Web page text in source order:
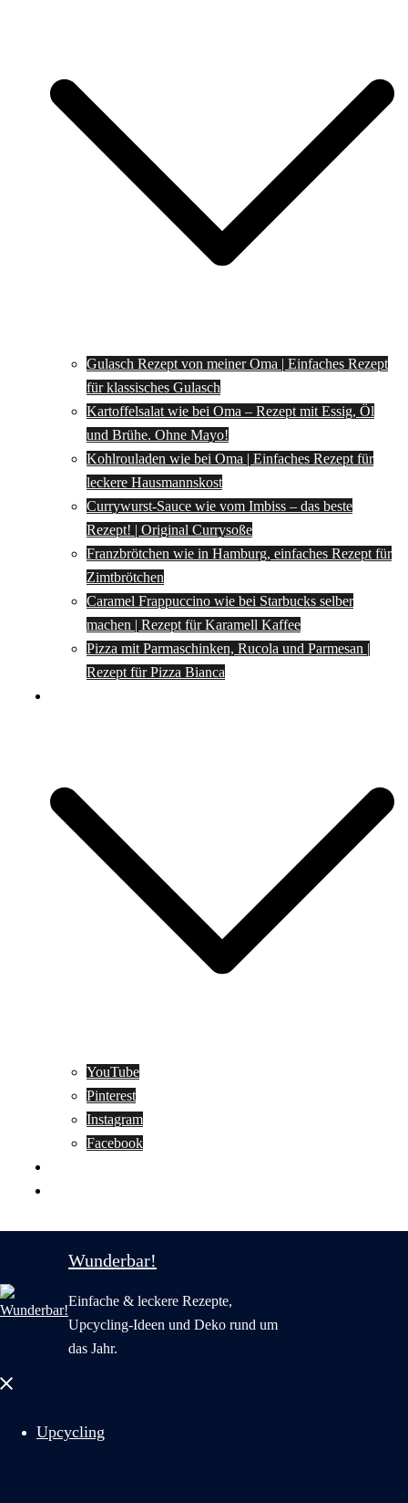
Gulasch Rezept von meiner Oma | Einfaches Rezept
für klassisches Gulasch
Kartoffelsalat wie bei Oma – Rezept mit Essig, Öl
und Brühe. Ohne Mayo!
Kohlrouladen wie bei Oma | Einfaches Rezept für
leckere Hausmannskost
Currywurst-Sauce wie vom Imbiss – das beste
Rezept! | Original Currysoße
Franzbrötchen wie in Hamburg, einfaches Rezept für
Zimtbrötchen
Caramel Frappuccino wie bei Starbucks selber
machen | Rezept für Karamell Kaffee
Pizza mit Parmaschinken, Rucola und Parmesan |
Rezept für Pizza Bianca
YouTube
Pinterest
Instagram
Facebook
Wunderbar!
Einfache & leckere Rezepte,
Upcycling-Ideen und Deko rund um
das Jahr.
Menü
Upcycling